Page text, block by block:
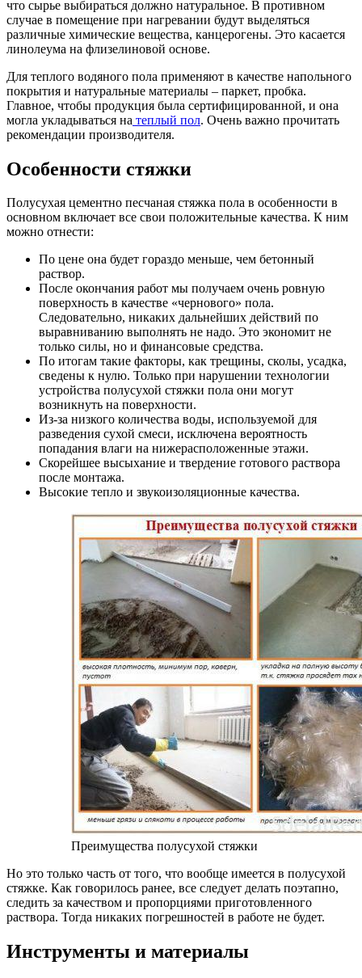
что сырье выбираться должно натуральное. В противном
случае в помещение при нагревании будут выделяться
различные химические вещества, канцерогены. Это касается
линолеума на флизелиновой основе.
Для теплого водяного пола применяют в качестве напольного
покрытия и натуральные материалы – паркет, пробка.
Главное, чтобы продукция была сертифицированной, и она
могла укладываться на теплый пол. Очень важно прочитать
рекомендации производителя.
Особенности стяжки
Полусухая цементно песчаная стяжка пола в особенности в
основном включает все свои положительные качества. К ним
можно отнести:
По цене она будет гораздо меньше, чем бетонный
раствор.
После окончания работ мы получаем очень ровную
поверхность в качестве «чернового» пола.
Следовательно, никаких дальнейших действий по
выравниванию выполнять не надо. Это экономит не
только силы, но и финансовые средства.
По итогам такие факторы, как трещины, сколы, усадка,
сведены к нулю. Только при нарушении технологии
устройства полусухой стяжки пола они могут
возникнуть на поверхности.
Из-за низкого количества воды, используемой для
разведения сухой смеси, исключена вероятность
попадания влаги на нижерасположенные этажи.
Скорейшее высыхание и твердение готового раствора
после монтажа.
Высокие тепло и звукоизоляционные качества.
Преимущества полусухой стяжки
Но это только часть от того, что вообще имеется в полусухой
стяжке. Как говорилось ранее, все следует делать поэтапно,
следить за качеством и пропорциями приготовленного
раствора. Тогда никаких погрешностей в работе не будет.
Инструменты и материалы